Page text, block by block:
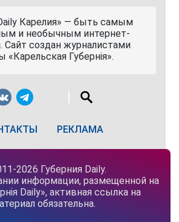
Карелия» — быть самым
и необычным интернет-
Сайт создан журналистами
«Карельская Губернiя».
РЕКЛАМА
2026 Губерния Daily.
информации, размещенной на
Daily», активная ссылка на
обязательна.